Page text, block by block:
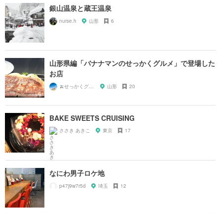
銀山温泉と蔵王温泉
nurse.h 山形 6
山形県編「バナナマンのせっかくグルメ」で登場した
お店
山形 20
BAKE SWEETS CRUISING
ささき あきこ 東京 17
なにわ男子ロケ地
p47j9w7r5d 埼玉 12